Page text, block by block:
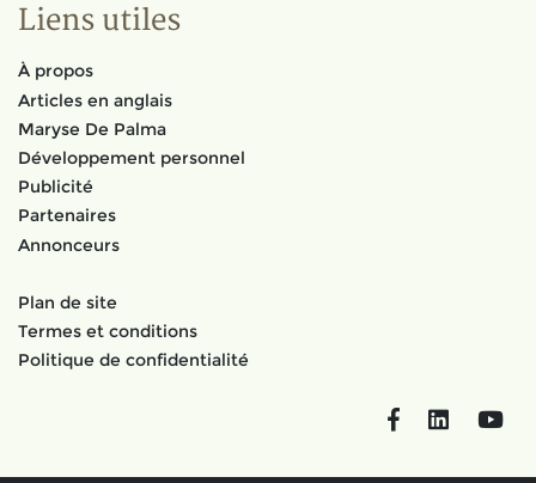
Liens utiles
À propos
Articles en anglais
Maryse De Palma
Développement personnel
Publicité
Partenaires
Annonceurs
Plan de site
Termes et conditions
Politique de confidentialité
FacebookLinkedIn